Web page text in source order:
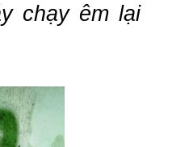
chạy êm lại